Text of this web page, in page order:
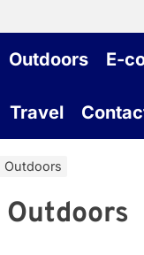
Outdoors E-
Travel
Outdoors
Outdoors